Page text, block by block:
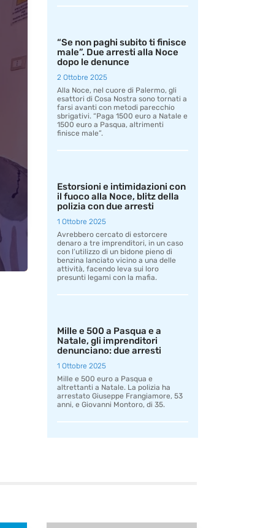
“Se non paghi subito ti finisce
male”. Due arresti alla Noce
dopo le denunce
2 Ottobre 2025
Alla Noce, nel cuore di Palermo, gli
esattori di Cosa Nostra sono tornati a
farsi avanti con metodi parecchio
sbrigativi. “Paga 1500 euro a Natale e
1500 euro a Pasqua, altrimenti
finisce male”.
Estorsioni e intimidazioni con
il fuoco alla Noce, blitz della
polizia con due arresti
1 Ottobre 2025
Avrebbero cercato di estorcere
denaro a tre imprenditori, in un caso
con l’utilizzo di un bidone pieno di
benzina lanciato vicino a una delle
attività, facendo leva sui loro
presunti legami con la mafia.
Mille e 500 a Pasqua e a
Natale, gli imprenditori
denunciano: due arresti
1 Ottobre 2025
Mille e 500 euro a Pasqua e
altrettanti a Natale. La polizia ha
arrestato Giuseppe Frangiamore, 53
anni, e Giovanni Montoro, di 35.